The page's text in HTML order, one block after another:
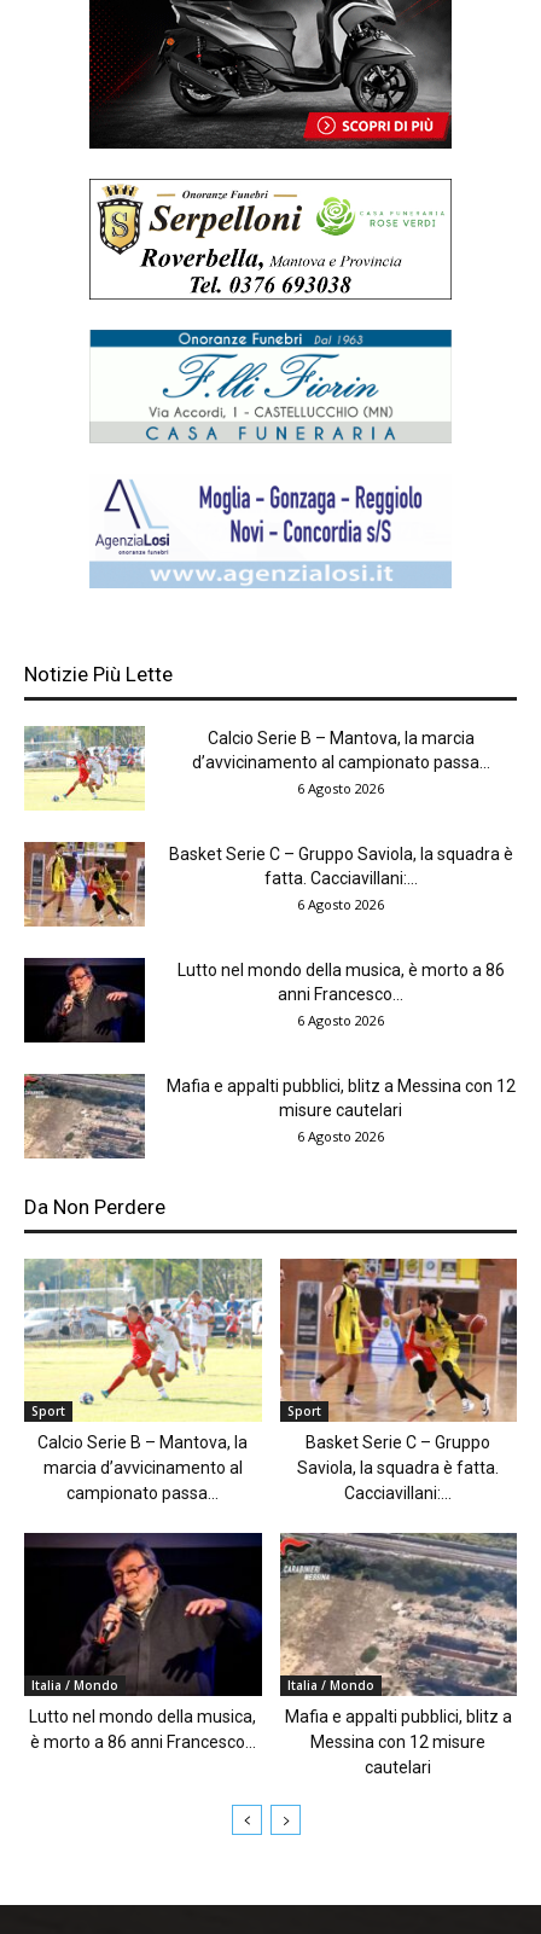
Notizie Più Lette
Calcio Serie B – Mantova, la marcia
d’avvicinamento al campionato passa...
6 Agosto 2026
Basket Serie C – Gruppo Saviola, la squadra è
fatta. Cacciavillani:...
6 Agosto 2026
Lutto nel mondo della musica, è morto a 86
anni Francesco...
6 Agosto 2026
Mafia e appalti pubblici, blitz a Messina con 12
misure cautelari
6 Agosto 2026
Da Non Perdere
Sport
Calcio Serie B – Mantova, la
marcia d’avvicinamento al
campionato passa...
Sport
Basket Serie C – Gruppo
Saviola, la squadra è fatta.
Cacciavillani:...
Italia / Mondo
Lutto nel mondo della musica,
è morto a 86 anni Francesco...
Italia / Mondo
Mafia e appalti pubblici, blitz a
Messina con 12 misure
cautelari